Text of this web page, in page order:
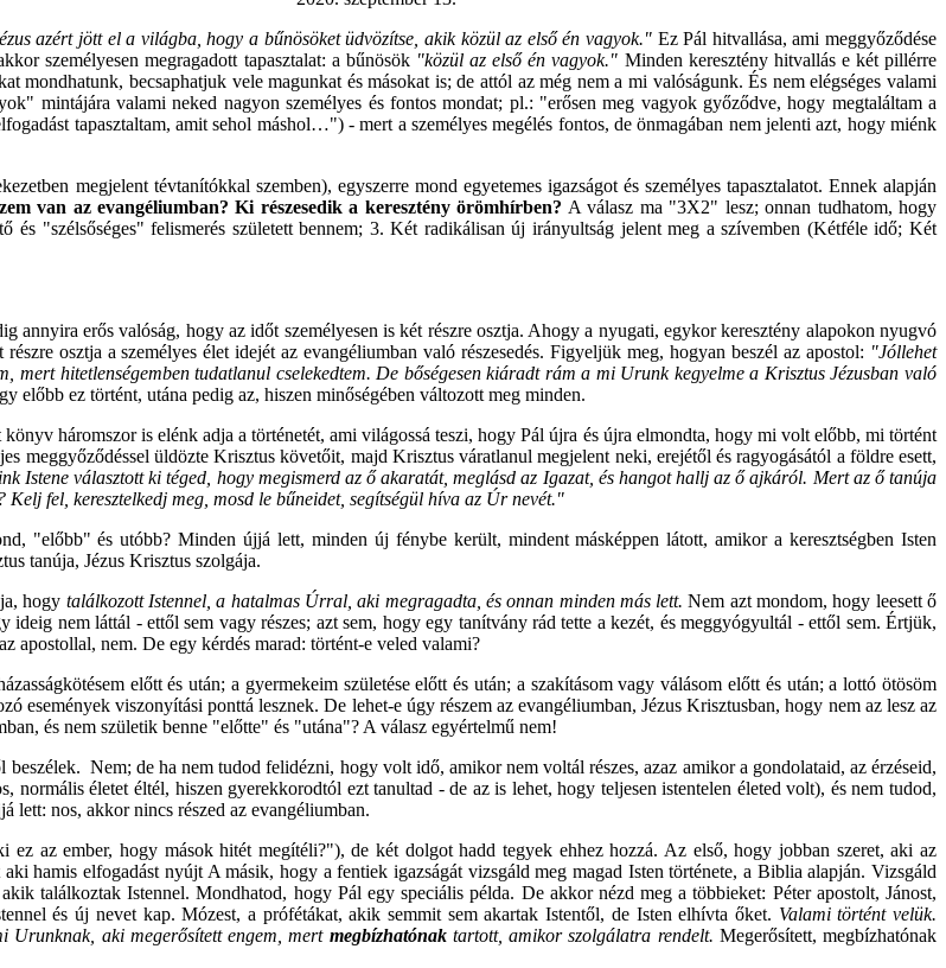
azért jött el a világba, hogy a bűnösöket üdvözítse, akik közül az első én vagyok."Ez Pál hitvallása, ami meggyőződése
személyesen megragadott tapasztalat: a bűnösök "közül az első én vagyok." Minden keresztény hitvallás e két pillérre
mondhatunk, becsaphatjuk vele magunkat és másokat is; de attól az még nem a mi valóságunk. És nem elégséges valami
mintájára valami neked nagyon személyes és fontos mondat; pl.: "erősen meg vagyok győződve, hogy megtaláltam a
tapasztaltam, amit sehol máshol…") - mert a személyes megélés fontos, de önmagában nem jelenti azt, hogy miénk
megjelent tévtanítókkal szemben), egyszerre mond egyetemes igazságot és személyes tapasztalatot. Ennek alapján
van az evangéliumban? Ki részesedik a keresztény örömhírben? A válasz ma "3X2" lesz; onnan tudhatom, hogy
"szélsőséges" felismerés született bennem; 3. Két radikálisan új irányultság jelent meg a szívemben (Kétféle idő; Két
annyira erős valóság, hogy az időt személyesen is két részre osztja. Ahogy a nyugati, egykor keresztény alapokon nyugvó
osztja a személyes élet idejét az evangéliumban való részesedés. Figyeljük meg, hogyan beszél az apostol: "Jóllehet
mert hitetlenségemben tudatlanul cselekedtem. De bőségesen kiáradt rám a mi Urunk kegyelme a Krisztus Jézusban való
ez történt, utána pedig az, hiszen minőségében változott meg minden.
háromszor is elénk adja a történetét, ami világossá teszi, hogy Pál újra és újra elmondta, hogy mi volt előbb, mi történt
meggyőződéssel üldözte Krisztus követőit, majd Krisztus váratlanul megjelent neki, erejétől és ragyogásától a földre esett,
Istene választott ki téged, hogy megismerd az ő akaratát, meglásd az Igazat, és hangot hallj az ő ajkáról. Mert az ő tanúja
fel, keresztelkedj meg, mosd le bűneidet, segítségül híva az Úr nevét."
"előbb" és utóbb? Minden újjá lett, minden új fénybe került, mindent másképpen látott, amikor a keresztségben Isten
tanúja, Jézus Krisztus szolgája.
hogy találkozott Istennel, a hatalmas Úrral, aki megragadta, és onnan minden más lett.Nem azt mondom, hogy leesett ő
nem láttál - ettől sem vagy részes; azt sem, hogy egy tanítvány rád tette a kezét, és meggyógyultál - ettől sem. Értjük,
apostollal, nem. De egy kérdés marad: történt-e veled valami?
előtt és után; a gyermekeim születése előtt és után; a szakításom vagy válásom előtt és után; a lottó ötösöm
viszonyítási ponttá lesznek. De lehet-e úgy részem az evangéliumban, Jézus Krisztusban, hogy nem az lesz az
és nem születik benne "előtte" és "utána"? A válasz egyértelmű nem!
Nem; de ha nem tudod felidézni, hogy volt idő, amikor nem voltál részes, azaz amikor a gondolataid, az érzéseid,
életet éltél, hiszen gyerekkorodtól ezt tanultad - de az is lehet, hogy teljesen istentelen életed volt), és nem tudod,
lett: nos, akkor nincs részed az evangéliumban.
az ember, hogy mások hitét megítéli?"), de két dolgot hadd tegyek ehhez hozzá. Az első, hogy jobban szeret, aki az
hamis elfogadást nyújt A másik, hogy a fentiek igazságát vizsgáld meg magad Isten története, a Biblia alapján. Vizsgáld
találkoztak Istennel. Mondhatod, hogy Pál egy speciális példa. De akkor nézd meg a többieket: Péter apostolt, Jánost,
és új nevet kap. Mózest, a prófétákat, akik semmit sem akartak Istentől, de Isten elhívta őket. Valami történt velük.
Urunknak, aki megerősített engem, mert megbízhatónaktartott, amikor szolgálatra rendelt. Megerősített, megbízhatónak